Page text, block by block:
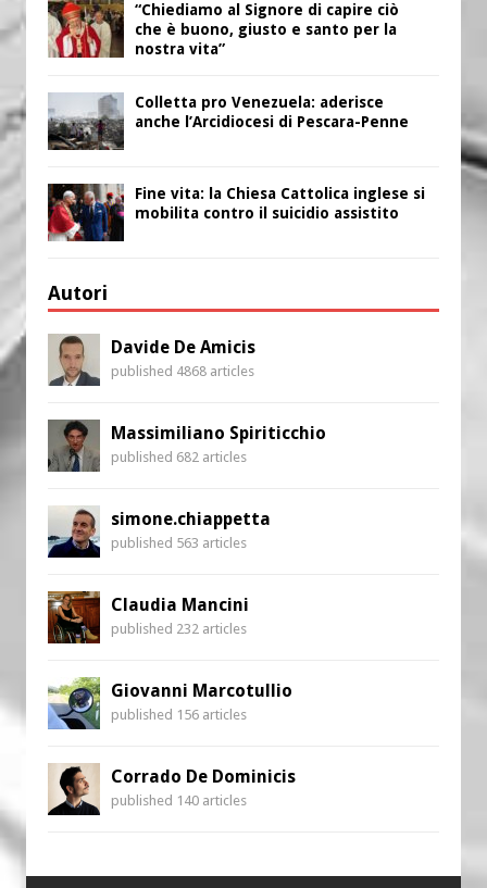
“Chiediamo al Signore di capire ciò
che è buono, giusto e santo per la
nostra vita”
Colletta pro Venezuela: aderisce
anche l’Arcidiocesi di Pescara-Penne
Fine vita: la Chiesa Cattolica inglese si
mobilita contro il suicidio assistito
Autori
Davide De Amicis
published 4868 articles
Massimiliano Spiriticchio
published 682 articles
simone.chiappetta
published 563 articles
Claudia Mancini
published 232 articles
Giovanni Marcotullio
published 156 articles
Corrado De Dominicis
published 140 articles